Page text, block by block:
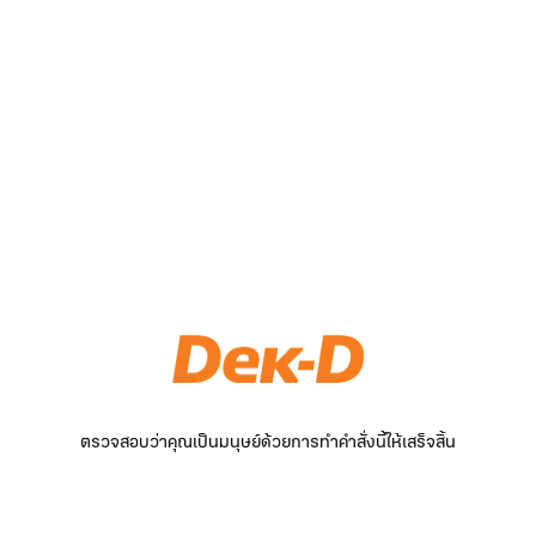
ตรวจสอบว่าคุณเป็นมนุษย์ด้วยการทำคำสั่งนี้ให้เสร็จสิ้น